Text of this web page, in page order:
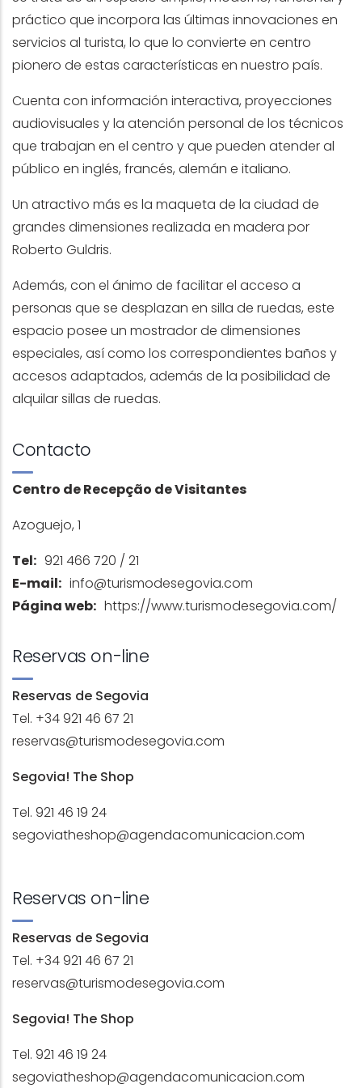
práctico que incorpora las últimas innovaciones en
servicios al turista, lo que lo convierte en centro
pionero de estas características en nuestro país.
Cuenta con información interactiva, proyecciones
audiovisuales y la atención personal de los técnicos
que trabajan en el centro y que pueden atender al
público en inglés, francés, alemán e italiano.
Un atractivo más es la maqueta de la ciudad de
grandes dimensiones realizada en madera por
Roberto Guldris.
Además, con el ánimo de facilitar el acceso a
personas que se desplazan en silla de ruedas, este
espacio posee un mostrador de dimensiones
especiales, así como los correspondientes baños y
accesos adaptados, además de la posibilidad de
alquilar sillas de ruedas.
Contacto
Centro de Recepção de Visitantes
Azoguejo, 1
Tel: 921 466 720 / 21
E-mail: info@turismodesegovia.com
Página web: https://www.turismodesegovia.com/
Reservas on-line
Reservas de Segovia
Tel. +34 921 46 67 21
reservas@turismodesegovia.com
Segovia! The Shop
Tel. 921 46 19 24
segoviatheshop@agendacomunicacion.com
Reservas on-line
Reservas de Segovia
Tel. +34 921 46 67 21
reservas@turismodesegovia.com
Segovia! The Shop
Tel. 921 46 19 24
segoviatheshop@agendacomunicacion.com